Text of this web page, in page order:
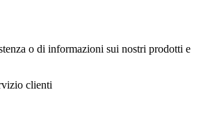
o di informazioni sui nostri prodotti e
clienti